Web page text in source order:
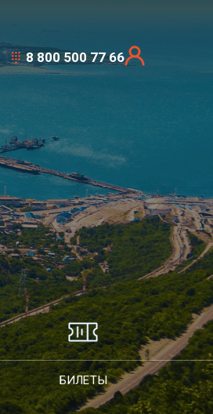
8 800 500 77 66
БИЛЕТЫ